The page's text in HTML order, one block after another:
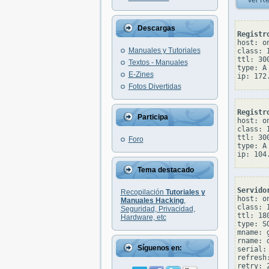
Descargas
Manuales y Tutoriales
Textos - Manuales
E-Zines
Fotos Divertidas
Participa
Foro
Tema destacado
Recopilación Tutoriales y
Manuales Hacking,
Seguridad, Privacidad,
Hardware, etc
Síguenos en:
host:
class:
ttl:
type: A
host:
class:
ttl:
type: A
host:
class:
ttl:
type:
rname:
serial:
retry: